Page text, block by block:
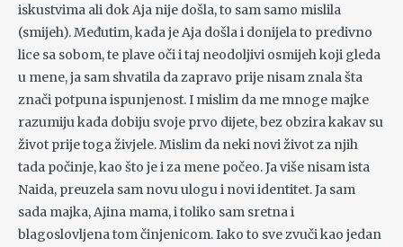
iskustvima ali dok Aja nije došla, to sam samo mislila
(smijeh). Međutim, kada je Aja došla i donijela to predivno
lice sa sobom, te plave oči i taj neodoljivi osmijeh koji gleda
u mene, ja sam shvatila da zapravo prije nisam znala šta
znači potpuna ispunjenost. I mislim da me mnoge majke
razumiju kada dobiju svoje prvo dijete, bez obzira kakav su
život prije toga živjele. Mislim da neki novi život za njih
tada počinje, kao što je i za mene počeo. Ja više nisam ista
Naida, preuzela sam novu ulogu i novi identitet. Ja sam
sada majka, Ajina mama, i toliko sam sretna i
blagoslovljena tom činjenicom. Iako to sve zvuči kao jedan